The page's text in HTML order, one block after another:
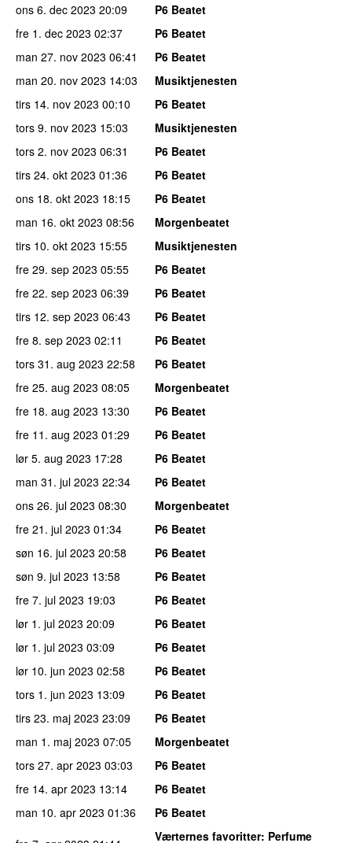
ons 6. dec 2023 20:09
P6 Beatet
fre 1. dec 2023 02:37
P6 Beatet
man 27. nov 2023 06:41
P6 Beatet
man 20. nov 2023 14:03
Musiktjenesten
tirs 14. nov 2023 00:10
P6 Beatet
tors 9. nov 2023 15:03
Musiktjenesten
tors 2. nov 2023 06:31
P6 Beatet
tirs 24. okt 2023 01:36
P6 Beatet
ons 18. okt 2023 18:15
P6 Beatet
man 16. okt 2023 08:56
Morgenbeatet
tirs 10. okt 2023 15:55
Musiktjenesten
fre 29. sep 2023 05:55
P6 Beatet
fre 22. sep 2023 06:39
P6 Beatet
tirs 12. sep 2023 06:43
P6 Beatet
fre 8. sep 2023 02:11
P6 Beatet
tors 31. aug 2023 22:58
P6 Beatet
fre 25. aug 2023 08:05
Morgenbeatet
fre 18. aug 2023 13:30
P6 Beatet
fre 11. aug 2023 01:29
P6 Beatet
lør 5. aug 2023 17:28
P6 Beatet
man 31. jul 2023 22:34
P6 Beatet
ons 26. jul 2023 08:30
Morgenbeatet
fre 21. jul 2023 01:34
P6 Beatet
søn 16. jul 2023 20:58
P6 Beatet
søn 9. jul 2023 13:58
P6 Beatet
fre 7. jul 2023 19:03
P6 Beatet
lør 1. jul 2023 20:09
P6 Beatet
lør 1. jul 2023 03:09
P6 Beatet
lør 10. jun 2023 02:58
P6 Beatet
tors 1. jun 2023 13:09
P6 Beatet
tirs 23. maj 2023 23:09
P6 Beatet
man 1. maj 2023 07:05
Morgenbeatet
tors 27. apr 2023 03:03
P6 Beatet
fre 14. apr 2023 13:14
P6 Beatet
man 10. apr 2023 01:36
P6 Beatet
Værternes favoritter: Perfume